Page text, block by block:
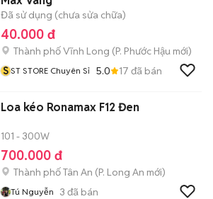
Đã sử dụng (chưa sửa chữa)
40.000 đ
Thành phố Vĩnh Long (P. Phước Hậu mới)
S ST STORE Chuyên Sỉ 5.0 17 đã bán
Loa kéo Ronamax F12 Đen
101 - 300W
700.000 đ
Thành phố Tân An (P. Long An mới)
Tú Nguyễn 3 đã bán